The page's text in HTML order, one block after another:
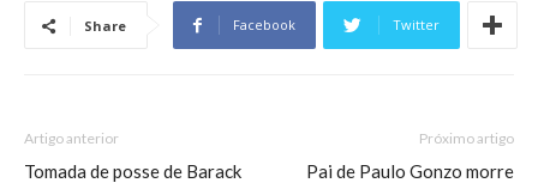
Share Facebook Twitter
Artigo anterior
Tomada de posse de Barack
Próximo artigo
Pai de Paulo Gonzo morre